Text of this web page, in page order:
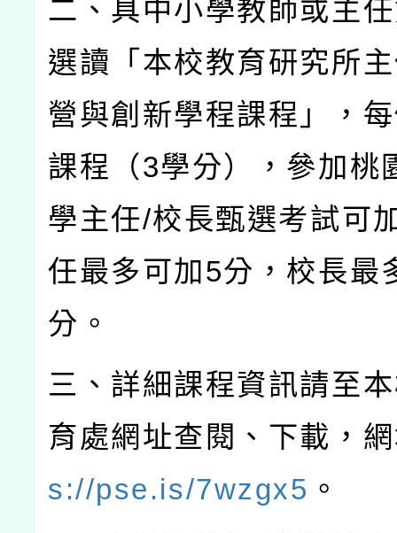
二、具中小學教師或主
選讀「本校教育研究所
營與創新學程課程」，
課程（3學分），參加桃
學主任/校長甄選考試可
任最多可加5分，校長最
分。
三、詳細課程資訊請至
育處網址查閱、下載，
s://pse.is/7wzgx5 。